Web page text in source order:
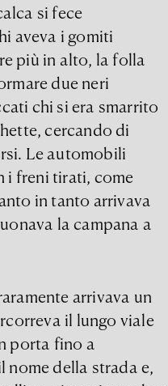
si fece
aveva i gomiti
più in alto, la folla
due neri
chi si era smarrito
cercando di
Le automobili
i freni tirati, come
in tanto arrivava
la campana a
arrivava un
il lungo viale
porta fino a
nome della strada e,